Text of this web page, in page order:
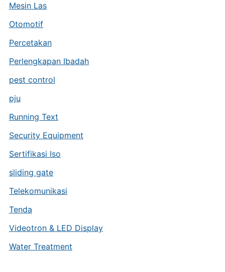
Mesin Las
Otomotif
Percetakan
Perlengkapan Ibadah
pest control
pju
Running Text
Security Equipment
Sertifikasi Iso
sliding gate
Telekomunikasi
Tenda
Videotron & LED Display
Water Treatment